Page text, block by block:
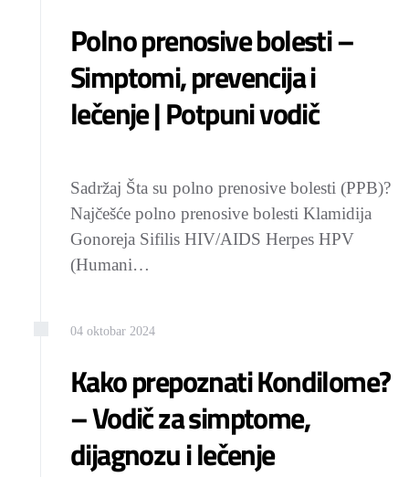
Polno prenosive bolesti –
Simptomi, prevencija i
lečenje | Potpuni vodič
Sadržaj Šta su polno prenosive bolesti (PPB)?
Najčešće polno prenosive bolesti Klamidija
Gonoreja Sifilis HIV/AIDS Herpes HPV
(Humani…
04 oktobar 2024
Kako prepoznati Kondilome?
– Vodič za simptome,
dijagnozu i lečenje